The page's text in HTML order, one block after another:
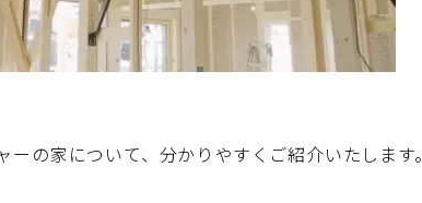
ーの家について、分かりやすくご紹介いたします。